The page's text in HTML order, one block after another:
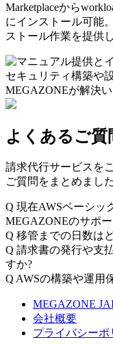
Marketplaceから
にインストール可能
ストール作業を提供
セキュリティ構築や
MEGAZONEが解決い
よくあるご質
請求代行サービスを
ご質問をまとめました
Q 現在AWSベーシッ
MEGAZONEのサポ
Q 移管までの日数は
Q 請求書の発行や支
すか?
Q AWSの構築や運用
MEGAZONE
会社概要
プライバシーポ